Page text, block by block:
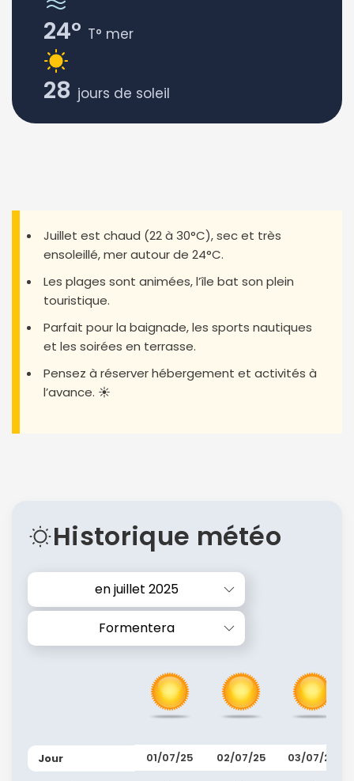
24° T° mer
28 jours de soleil
Juillet est chaud (22 à 30°C), sec et très
ensoleillé, mer autour de 24°C.
Les plages sont animées, l’île bat son plein
touristique.
Parfait pour la baignade, les sports nautiques
et les soirées en terrasse.
Pensez à réserver hébergement et activités à
l’avance. ☀️
Historique météo
en juillet 2025
Formentera
Jour 01/07/25 02/07/25 03/07/25